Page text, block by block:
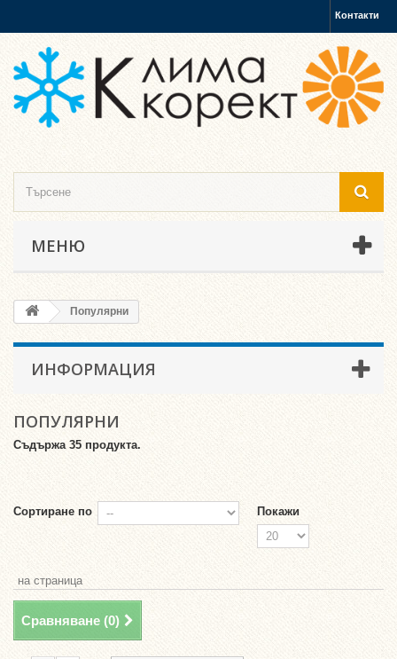
Контакти
МЕНЮ
Популярни
ИНФОРМАЦИЯ
ПОПУЛЯРНИ
Съдържа 35 продукта.
Сортиране по Покажи
на страница
Сравняване (0)